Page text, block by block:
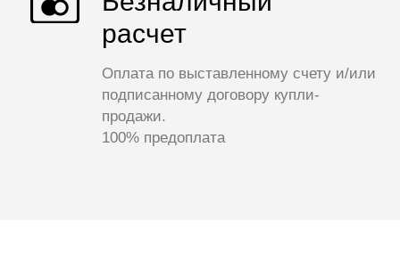
расчет
Оплата по выставленному счету и/или
подписанному договору купли-
продажи.
100% предоплата